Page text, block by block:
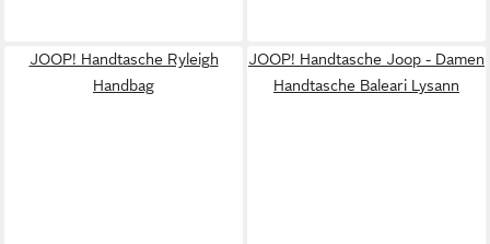
JOOP! Handtasche Ryleigh
Handbag
JOOP! Handtasche Joop - Damen
Handtasche Baleari Lysann